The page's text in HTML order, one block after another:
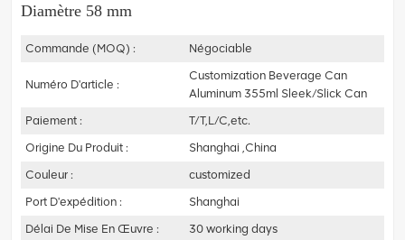
Diamètre 58 mm
Commande (MOQ) : Négociable
Numéro D'article :
Customization Beverage Can
Aluminum 355ml Sleek/Slick Can
Paiement :
T/T,L/C,etc.
Origine Du Produit :
Shanghai ,China
Couleur :
customized
Port D'expédition :
Shanghai
Délai De Mise En Œuvre :
30 working days